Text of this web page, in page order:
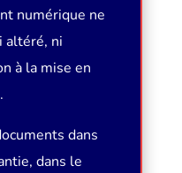
numérique ne
altéré, ni
à la mise en
dans
dans le